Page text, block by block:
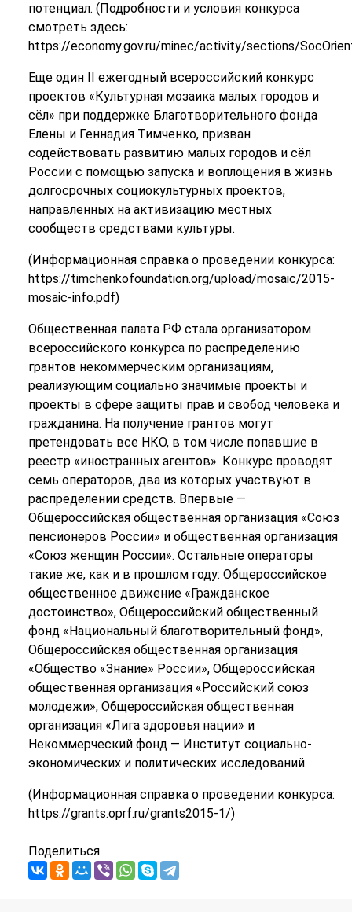
потенциал. (Подробности и условия конкурса
смотреть здесь:
https://economy.gov.ru/minec/activity/sections/
Еще один II ежегодный всероссийский конкурс
проектов «Культурная мозаика малых городов и
сёл» при поддержке Благотворительного фонда
Елены и Геннадия Тимченко, призван
содействовать развитию малых городов и сёл
России с помощью запуска и воплощения в жизнь
долгосрочных социокультурных проектов,
направленных на активизацию местных
сообществ средствами культуры.
(Информационная справка о проведении конкурса:
https://timchenkofoundation.org/upload/mosaic/2015-
mosaic-info.pdf)
Общественная палата РФ стала организатором
всероссийского конкурса по распределению
грантов некоммерческим организациям,
реализующим социально значимые проекты и
проекты в сфере защиты прав и свобод человека и
гражданина. На получение грантов могут
претендовать все НКО, в том числе попавшие в
реестр «иностранных агентов». Конкурс проводят
семь операторов, два из которых участвуют в
распределении средств. Впервые —
Общероссийская общественная организация «Союз
пенсионеров России» и общественная организация
«Союз женщин России». Остальные операторы
такие же, как и в прошлом году: Общероссийское
общественное движение «Гражданское
достоинство», Общероссийский общественный
фонд «Национальный благотворительный фонд»,
Общероссийская общественная организация
«Общество «Знание» России», Общероссийская
общественная организация «Российский союз
молодежи», Общероссийская общественная
организация «Лига здоровья нации» и
Некоммерческий фонд — Институт социально-
экономических и политических исследований.
(Информационная справка о проведении конкурса:
https://grants.oprf.ru/grants2015-1/)
Поделиться